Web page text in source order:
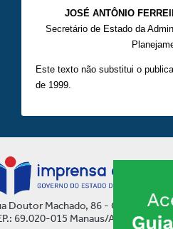
JOSÉ ANTÔNIO
Secretário de Estado da
Este texto não substitui o
de 1999.
Doutor Machado, 86 - Centro
69.020-015 Manaus/AM